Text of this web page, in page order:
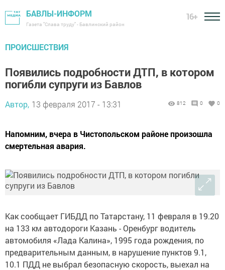
БАВЛЫ-ИНФОРМ
Газета "Слава труду" - Бавлинский район
16+
ПРОИСШЕСТВИЯ
Появились подробности ДТП, в котором
погибли супруги из Бавлов
Автор, 13 февраля 2017 - 13:31 812 0 0
Напомним, вчера в Чистопольском районе произошла
смертельная авария.
Как сообщает ГИБДД по Татарстану, 11 февраля в 19.20
на 133 км автодороги Казань - Оренбург водитель
автомобиля «Лада Калина», 1995 года рождения, по
предварительным данным, в нарушение пунктов 9.1,
10.1 ПДД не выбрал безопасную скорость, выехал на